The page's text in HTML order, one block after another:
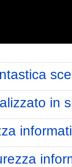
in